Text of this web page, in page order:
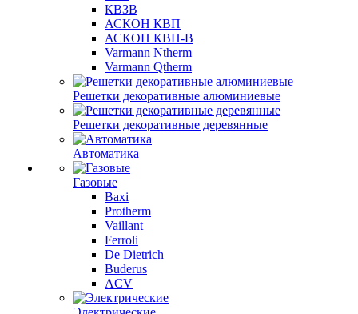
КВЗВ
АСКОН КВП
АСКОН КВП-В
Varmann Ntherm
Varmann Qtherm
Решетки декоративные алюминиевые
Решетки декоративные деревянные
Автоматика
Газовые
Baxi
Protherm
Vaillant
Ferroli
De Dietrich
Buderus
ACV